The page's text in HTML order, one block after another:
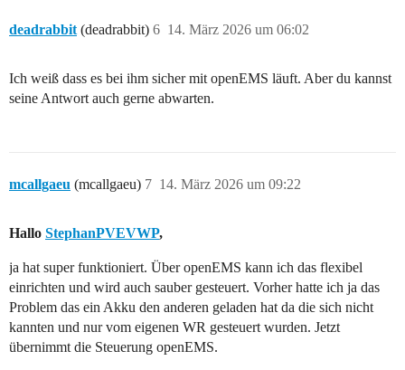
deadrabbit (deadrabbit) 14. März 2026 um 06:02
6
Ich weiß dass es bei ihm sicher mit openEMS läuft. Aber du kannst
seine Antwort auch gerne abwarten.
mcallgaeu (mcallgaeu) 14. März 2026 um 09:22
7
Hallo StephanPVEVWP,
ja hat super funktioniert. Über openEMS kann ich das flexibel
einrichten und wird auch sauber gesteuert. Vorher hatte ich ja das
Problem das ein Akku den anderen geladen hat da die sich nicht
kannten und nur vom eigenen WR gesteuert wurden. Jetzt
übernimmt die Steuerung openEMS.